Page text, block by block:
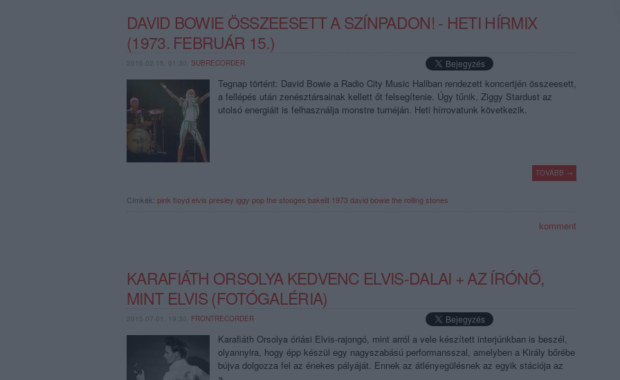
DAVID BOWIE ÖSSZEESETT A SZÍNPADON! - HETI HÍRMIX
(1973. FEBRUÁR 15.)
2016.02.15. 01:30, SUBRECORDER
Tegnap történt: David Bowie a Radio City Music Hallban rendezett koncertjén összeesett,
a fellépés után zenésztársainak kellett őt felsegítenie. Úgy tűnik, Ziggy Stardust az
utolsó energiáit is felhasználja monstre turnéján. Heti hírrovatunk következik.
TOVÁBB →
Címkék: pink floydelvis presley iggy popthe stooges bakelit 1973david bowiethe rolling stones
komment
KARAFIÁTH ORSOLYA KEDVENC ELVIS-DALAI + AZ ÍRÓNŐ,
MINT ELVIS (FOTÓGALÉRIA)
2015.07.01. 19:30, FRONTRECORDER
Karafiáth Orsolya óriási Elvis-rajongó, mint arról a vele készített interjúnkban is beszél,
olyannyira, hogy épp készül egy nagyszabású performansszal, amelyben a Király bőrébe
bújva dolgozza fel az énekes pályáját. Ennek az átlényegülésnek az egyik stációja az